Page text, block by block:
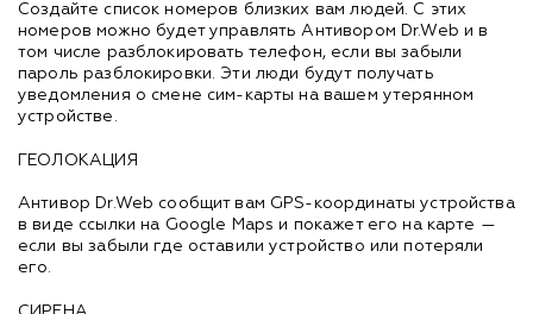
Создайте список номеров близких вам людей. С этих
номеров можно будет управлять Антивором Dr.Web и в
том числе разблокировать телефон, если вы забыли
пароль разблокировки. Эти люди будут получать
уведомления о смене сим-карты на вашем утерянном
устройстве.
ГЕОЛОКАЦИЯ
Антивор Dr.Web сообщит вам GPS-координаты устройства
в виде ссылки на Google Maps и покажет его на карте —
если вы забыли где оставили устройство или потеряли
его.